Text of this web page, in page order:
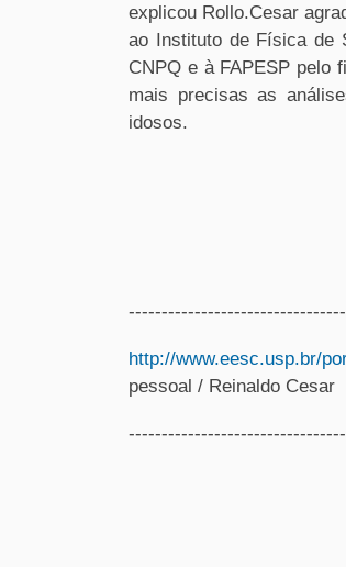
explicou Rollo.Cesar
ao Instituto de Física de
CNPQ e à FAPESP pelo
mais precisas as
idosos.
http://www.eesc.usp.br/
pessoal / Reinaldo Cesar